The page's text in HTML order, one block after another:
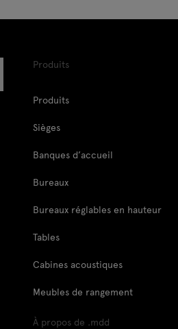
Produits
Produits
Sièges
Banques d’accueil
Bureaux
Bureaux réglables en hauteur
Tables
Cabines acoustiques
Meubles de rangement
À propos de .mdd